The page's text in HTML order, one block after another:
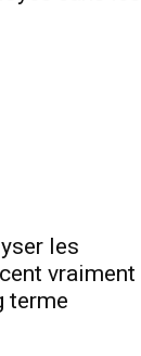
les
vraiment
terme